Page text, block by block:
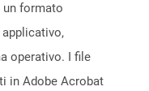
formato
operativo. I file
in Adobe Acrobat